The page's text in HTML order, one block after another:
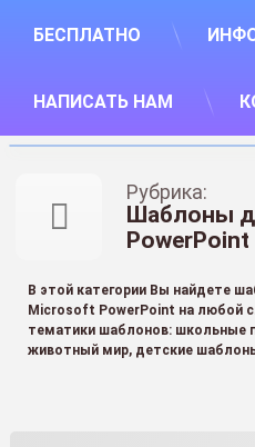
БЕСПЛАТНО
НАПИСАТЬ НАМ
Рубрика:
Шаблоны
PowerPoint
В этой категории Вы найдете
Microsoft PowerPoint на любой
тематики шаблонов: школьные
животный мир, детские